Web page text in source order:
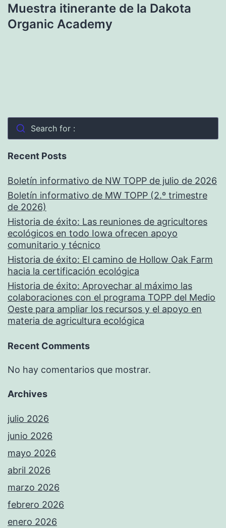
Muestra itinerante de la Dakota
Organic Academy
Search for :
Recent Posts
Boletín informativo de NW TOPP de julio de 2026
Boletín informativo de MW TOPP (2.º trimestre
de 2026)
Historia de éxito: Las reuniones de agricultores
ecológicos en todo Iowa ofrecen apoyo
comunitario y técnico
Historia de éxito: El camino de Hollow Oak Farm
hacia la certificación ecológica
Historia de éxito: Aprovechar al máximo las
colaboraciones con el programa TOPP del Medio
Oeste para ampliar los recursos y el apoyo en
materia de agricultura ecológica
Recent Comments
No hay comentarios que mostrar.
Archives
julio 2026
junio 2026
mayo 2026
abril 2026
marzo 2026
febrero 2026
enero 2026